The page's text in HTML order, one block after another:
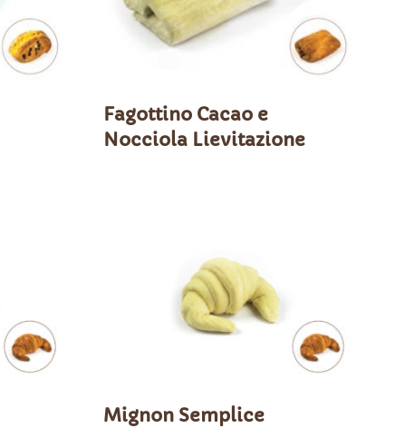
Fagottino Cacao e
Nocciola Lievitazione
Mignon Semplice